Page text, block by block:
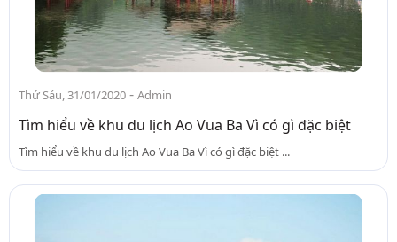
Thứ Sáu, 31/01/2020 - Admin
Tìm hiểu về khu du lịch Ao Vua Ba Vì có gì đặc biệt
Tìm hiểu về khu du lịch Ao Vua Ba Vì có gì đặc biệt ...